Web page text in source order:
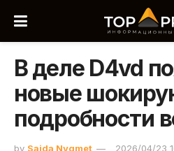
В деле D4vd
новые
подробности
by Saida Nygmet 2026/04/23